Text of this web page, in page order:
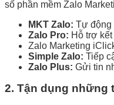
số phần mềm Zalo
MKT Zalo: Tự động
Zalo Pro: Hỗ trợ
Zalo Marketing
Simple Zalo: Tiếp
Zalo Plus: Gửi tin
2. Tận dụng những